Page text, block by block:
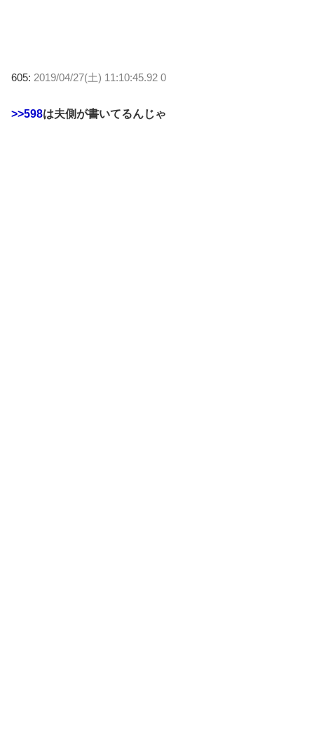
605: 2019/04/27(土) 11:10:45.92 0
>>598は夫側が書いてるんじゃ